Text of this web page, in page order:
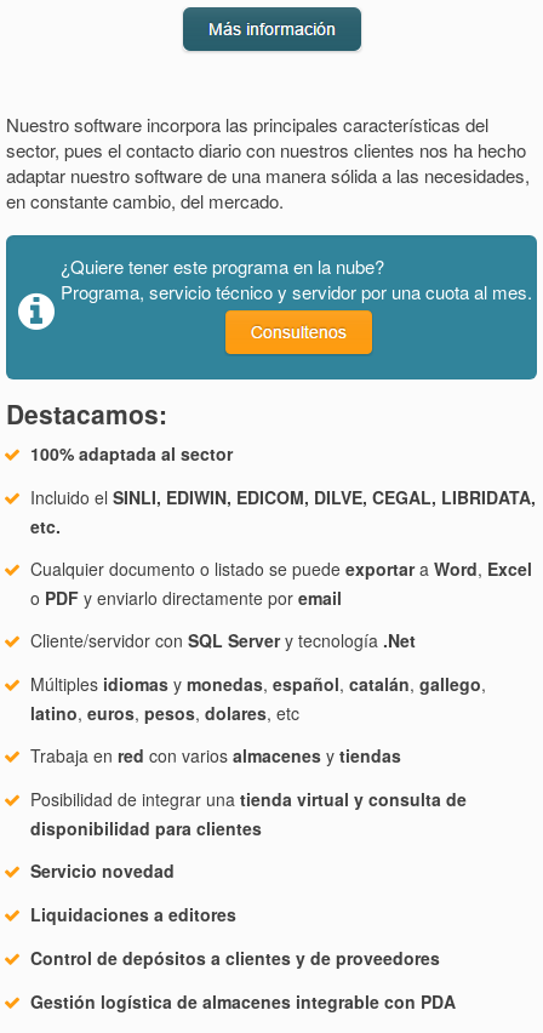
Nuestro software incorpora las principales características del
sector, pues el contacto diario con nuestros clientes nos ha hecho
adaptar nuestro software de una manera sólida a las necesidades,
en constante cambio, del mercado.
¿Quiere tener este programa en la nube?
Programa, servicio técnico y servidor por una cuota al mes.
Destacamos:
100% adaptada al sector
Incluido el SINLI, EDIWIN, EDICOM, DILVE, CEGAL, LIBRIDATA,
etc.
Cualquier documento o listado se puede exportara Word, Excel
o PDF y enviarlo directamente por email
Cliente/servidor con SQL Servery tecnología .Net
Múltiples idiomas y monedas, español, catalán, gallego,
latino, euros, pesos, dolares, etc
Trabaja en red con varios almacenes y tiendas
Posibilidad de integrar una tienda virtual y consulta de
disponibilidad para clientes
Servicio novedad
Liquidaciones a editores
Control de depósitos a clientes y de proveedores
Gestión logística de almacenes integrable con PDA